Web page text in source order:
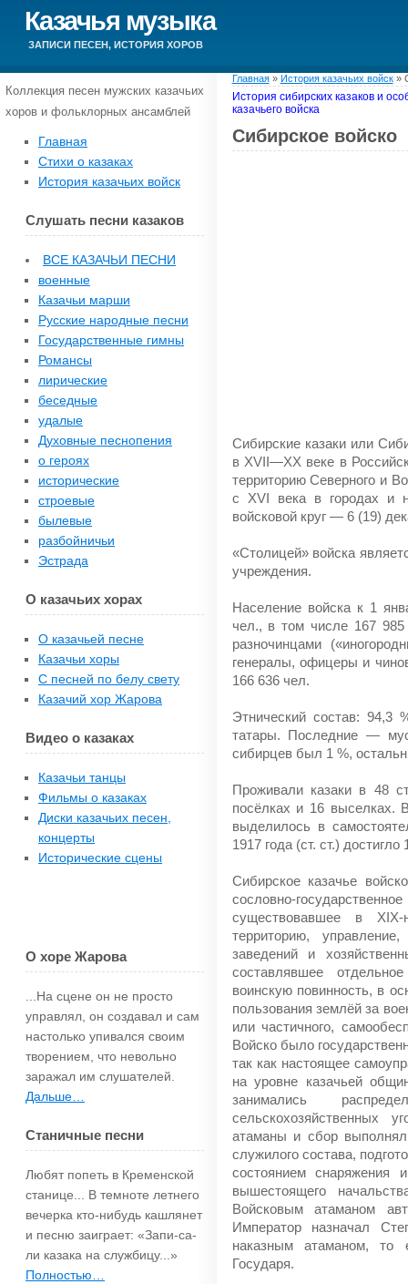
Казачья музыка
ЗАПИСИ ПЕСЕН, ИСТОРИЯ ХОРОВ
Коллекция песен мужских казачьих
хоров и фольклорных ансамблей
Главная
Стихи о казаках
История казачьих войск
Слушать песни казаков
ВСЕ КАЗАЧЬИ ПЕСНИ
военные
Казачьи марши
Русские народные песни
Государственные гимны
Романсы
лирические
беседные
удалые
Духовные песнопения
о героях
исторические
строевые
былевые
разбойничьи
Эстрада
О казачьих хорах
О казачьей песне
Казачьи хоры
С песней по белу свету
Казачий хор Жарова
Видео о казаках
Казачьи танцы
Фильмы о казаках
Диски казачьих песен,
концерты
Исторические сцены
О хоре Жарова
...На сцене он не просто
управлял, он создавал и сам
настолько упи­вался своим
творением, что невольно
зара­жал им слушателей.
Дальше…
Станичные песни
Любят попеть в Кременской
станице... В темноте летнего
вечерка кто-нибудь каш­лянет
и песню заиграет: «Запи-са-
ли казака на службицу...»
Полностью…
Главная» История казачьих войск»
История сибирских казаков и
казачьего войска
Сибирское войско
Сибирские казаки или
в XVII—XX веке в
территорию Северного и
с XVI века в городах и
войсковой круг — 6 (19)
«Столицей» войска
учреждения.
Население войска к 1
чел., в том числе 167
разночинцами
генералы, офицеры и
166 636 чел.
Этнический состав:
татары. Последние —
сибирцев был 1 %,
Проживали казаки в 48
посёлках и 16 выселках.
выделилось в
1917 года (ст. ст.) достигло
Сибирское казачье
сословно-
существовавшее в
территорию,
заведений и
составлявшее
воинскую повинность, в
пользования землёй за
или частичного,
Войско было
так как настоящее
на уровне казачьей
занимались
сельскохозяйственных
атаманы и сбор
служилого состава,
состоянием
вышестоящего
Войсковым атаманом
Император назначал
наказным атаманом,
Государя.